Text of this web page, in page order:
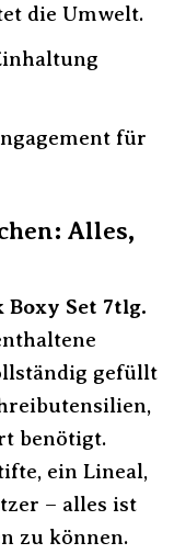
die Umwelt.
für
Alles,
Boxy Set 7tlg.
gefüllt
benötigt.
ein Lineal,
– alles ist
zu können.